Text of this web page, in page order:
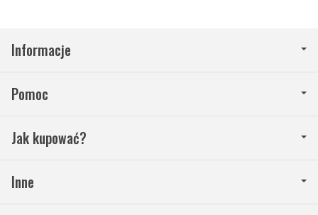
Informacje
Pomoc
Jak kupować?
Inne